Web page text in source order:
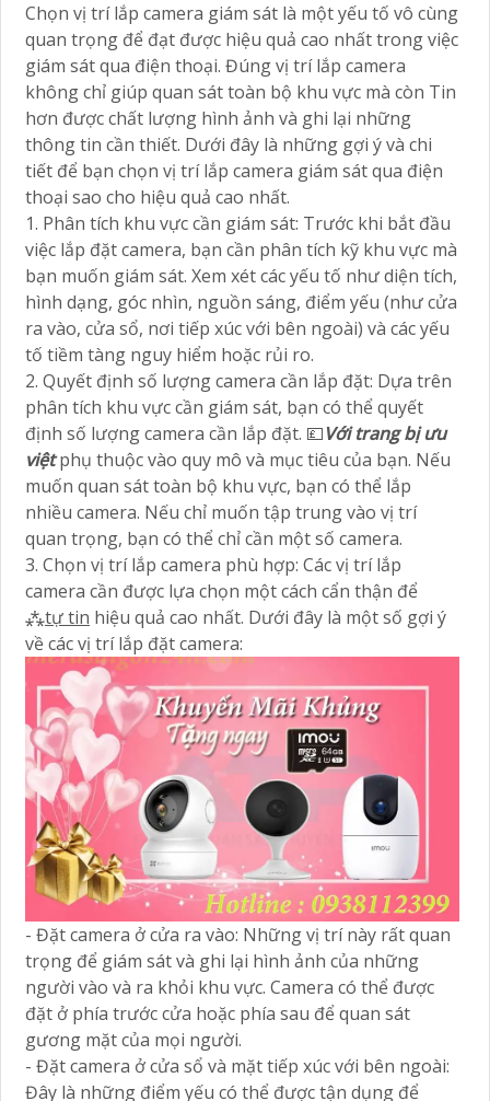
Chọn vị trí lắp camera giám sát là một yếu tố vô cùng
quan trọng để đạt được hiệu quả cao nhất trong việc
giám sát qua điện thoại. Đúng vị trí lắp camera
không chỉ giúp quan sát toàn bộ khu vực mà còn Tin
hơn được chất lượng hình ảnh và ghi lại những
thông tin cần thiết. Dưới đây là những gợi ý và chi
tiết để bạn chọn vị trí lắp camera giám sát qua điện
thoại sao cho hiệu quả cao nhất.
1. Phân tích khu vực cần giám sát: Trước khi bắt đầu
việc lắp đặt camera, bạn cần phân tích kỹ khu vực mà
bạn muốn giám sát. Xem xét các yếu tố như diện tích,
hình dạng, góc nhìn, nguồn sáng, điểm yếu (như cửa
ra vào, cửa sổ, nơi tiếp xúc với bên ngoài) và các yếu
tố tiềm tàng nguy hiểm hoặc rủi ro.
2. Quyết định số lượng camera cần lắp đặt: Dựa trên
phân tích khu vực cần giám sát, bạn có thể quyết
định số lượng camera cần lắp đặt. 💷Với trang bị ưu
việtphụ thuộc vào quy mô và mục tiêu của bạn. Nếu
muốn quan sát toàn bộ khu vực, bạn có thể lắp
nhiều camera. Nếu chỉ muốn tập trung vào vị trí
quan trọng, bạn có thể chỉ cần một số camera.
3. Chọn vị trí lắp camera phù hợp: Các vị trí lắp
camera cần được lựa chọn một cách cẩn thận để
⁂tự tin hiệu quả cao nhất. Dưới đây là một số gợi ý
về các vị trí lắp đặt camera:
- Đặt camera ở cửa ra vào: Những vị trí này rất quan
trọng để giám sát và ghi lại hình ảnh của những
người vào và ra khỏi khu vực. Camera có thể được
đặt ở phía trước cửa hoặc phía sau để quan sát
gương mặt của mọi người.
- Đặt camera ở cửa sổ và mặt tiếp xúc với bên ngoài:
Đây là những điểm yếu có thể được tận dụng để